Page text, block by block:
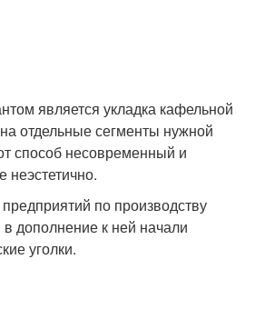
является укладка кафельной
отдельные сегменты нужной
способ несовременный и
неэстетично.
по производству
в дополнение к ней начали
уголки.